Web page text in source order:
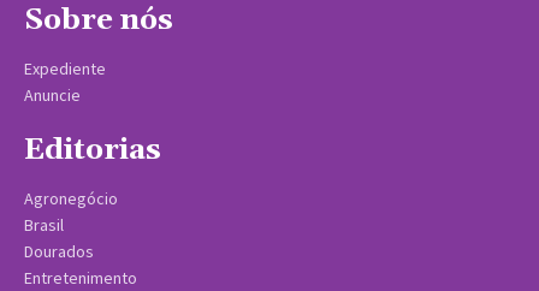
Sobre nós
Expediente
Anuncie
Editorias
Agronegócio
Brasil
Dourados
Entretenimento